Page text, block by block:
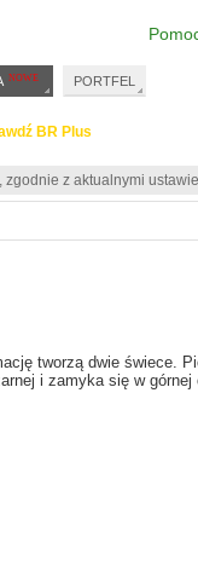
BR Plus
z aktualnymi
tworzą dwie świece.
i zamyka się w
PORTFEL